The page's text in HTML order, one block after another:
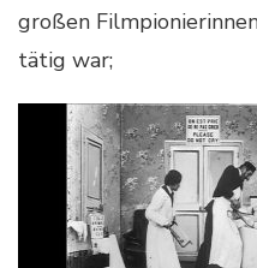
großen
tätig war;